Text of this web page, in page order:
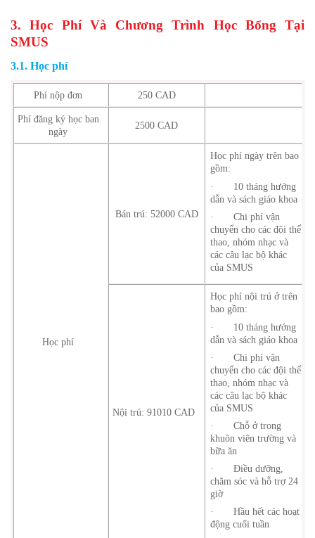
3. Học Phí Và Chương Trình Học Bổng Tại
SMUS
3.1. Học phí
Phí nộp đơn 250 CAD
Phí đăng ký học ban
ngày
2500 CAD
Học phí
Bán trú: 52000 CAD
Học phí ngày trên bao
gồm:
· 10 tháng hướng
dẫn và sách giáo khoa
· Chi phí vận
chuyển cho các đội thể
thao, nhóm nhạc và
các câu lạc bộ khác
của SMUS
Nội trú: 91010 CAD
Học phí nội trú ở trên
bao gồm:
· 10 tháng hướng
dẫn và sách giáo khoa
· Chi phí vận
chuyển cho các đội thể
thao, nhóm nhạc và
các câu lạc bộ khác
của SMUS
· Chỗ ở trong
khuôn viên trường và
bữa ăn
· Điều dưỡng,
chăm sóc và hỗ trợ 24
giờ
· Hầu hết các hoạt
động cuối tuần